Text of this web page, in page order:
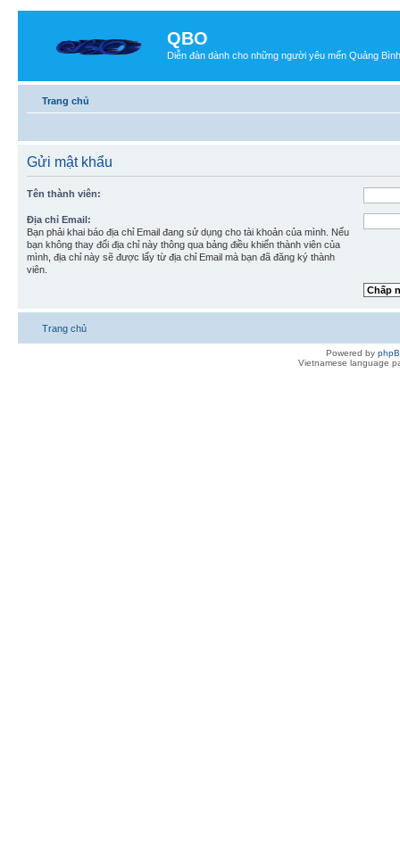
QBO
Diễn đàn dành cho những người yêu mến Quảng Bình
Trang chủ
Gửi mật khẩu
Tên thành viên:
Địa chỉ Email:
Bạn phải khai báo địa chỉ Email đang sử dụng cho tài khoản của mình. Nếu
bạn không thay đổi địa chỉ này thông qua bảng điều khiển thành viên của
mình, địa chỉ này sẽ được lấy từ địa chỉ Email mà bạn đã đăng ký thành
viên.
Trang chủ
Powered by
Vietnamese language